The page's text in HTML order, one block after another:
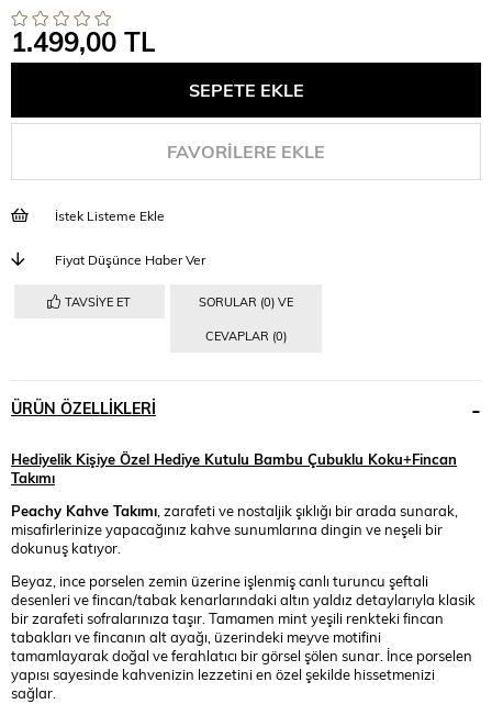
1.499,00 TL
FAVORILERE EKLE
İstek Listeme Ekle
Fiyat Düşünce Haber Ver
TAVSIYE ET SORULAR (0) VE
CEVAPLAR (0)
ÜRÜN ÖZELLIKLERI
Hediyelik Kişiye Özel Hediye Kutulu Bambu Çubuklu Koku+Fincan
Takımı
Peachy Kahve Takımı , zarafeti ve nostaljik şıklığı bir arada sunarak,
misafirlerinize yapacağınız kahve sunumlarına dingin ve neşeli bir
dokunuş katıyor.
Beyaz, ince porselen zemin üzerine işlenmiş canlı turuncu şeftali
desenleri ve fincan/tabak kenarlarındaki altın yaldız detaylarıyla klasik
bir zarafeti sofralarınıza taşır. Tamamen mint yeşili renkteki fincan
tabakları ve fincanın alt ayağı, üzerindeki meyve motifini
tamamlayarak doğal ve ferahlatıcı bir görsel şölen sunar. İnce porselen
yapısı sayesinde kahvenizin lezzetini en özel şekilde hissetmenizi
sağlar.